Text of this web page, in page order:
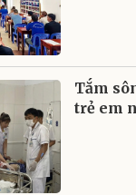
Tắm
trẻ em